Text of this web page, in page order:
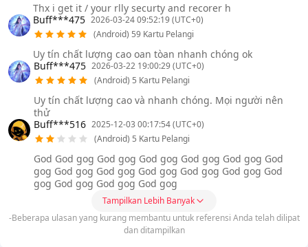
Thx i get it / your rlly securty and recorer h
Buff***475 2026-03-24 09:52:19 (UTC+0)
(Android) 59 Kartu Pelangi
Uy tín chất lượng cao oan tòan nhanh chóng ok
Buff***475 2026-03-22 19:00:29 (UTC+0)
(Android) 5 Kartu Pelangi
Uy tín chất lượng cao và nhanh chóng. Mọi người nên
thử
Buff***516 2025-12-03 00:17:54 (UTC+0)
(Android) 5 Kartu Pelangi
God God gog God gog God gog God gog God gog God
gog God gog God gog God gog God gog God gog God
gog God gog God gog God gog
Tampilkan Lebih Banyak
-Beberapa ulasan yang kurang membantu untuk referensi Anda telah dilipat
dan ditampilkan